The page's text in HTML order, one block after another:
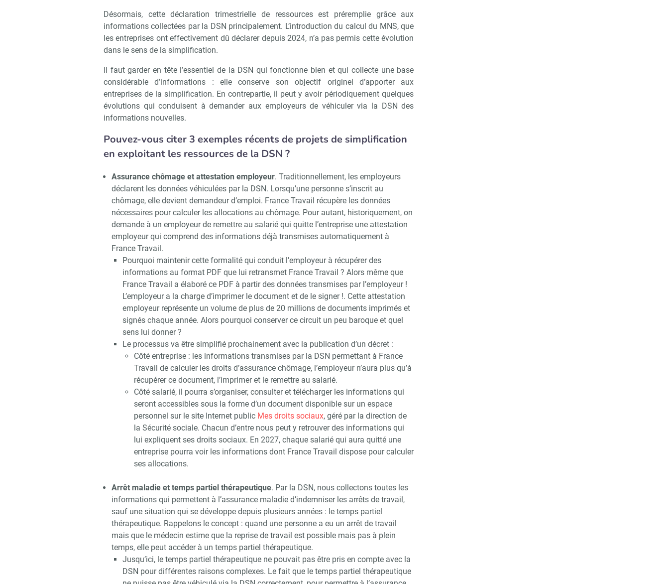
Désormais, cette déclaration trimestrielle de ressources est préremplie grâce aux
informations collectées par la DSN principalement. L’introduction du calcul du MNS, que
les entreprises ont effectivement dû déclarer depuis 2024, n’a pas permis cette évolution
dans le sens de la simplification.
Il faut garder en tête l’essentiel de la DSN qui fonctionne bien et qui collecte une base
considérable d’informations : elle conserve son objectif originel d’apporter aux
entreprises de la simplification. En contrepartie, il peut y avoir périodiquement quelques
évolutions qui conduisent à demander aux employeurs de véhiculer via la DSN des
informations nouvelles.
Pouvez-vous citer 3 exemples récents de projets de simplification
en exploitant les ressources de la DSN ?
Assurance chômage et attestation employeur. Traditionnellement, les employeurs
déclarent les données véhiculées par la DSN. Lorsqu’une personne s’inscrit au
chômage, elle devient demandeur d’emploi. France Travail récupère les données
nécessaires pour calculer les allocations au chômage. Pour autant, historiquement, on
demande à un employeur de remettre au salarié qui quitte l’entreprise une attestation
employeur qui comprend des informations déjà transmises automatiquement à
France Travail.
Pourquoi maintenir cette formalité qui conduit l’employeur à récupérer des
informations au format PDF que lui retransmet France Travail ? Alors même que
France Travail a élaboré ce PDF à partir des données transmises par l’employeur !
L’employeur a la charge d’imprimer le document et de le signer !. Cette attestation
employeur représente un volume de plus de 20 millions de documents imprimés et
signés chaque année. Alors pourquoi conserver ce circuit un peu baroque et quel
sens lui donner ?
Le processus va être simplifié prochainement avec la publication d’un décret :
Côté entreprise : les informations transmises par la DSN permettant à France
Travail de calculer les droits d’assurance chômage, l’employeur n’aura plus qu’à
récupérer ce document, l’imprimer et le remettre au salarié.
Côté salarié, il pourra s’organiser, consulter et télécharger les informations qui
seront accessibles sous la forme d’un document disponible sur un espace
personnel sur le site Internet public Mes droits sociaux, géré par la direction de
la Sécurité sociale. Chacun d’entre nous peut y retrouver des informations qui
lui expliquent ses droits sociaux. En 2027, chaque salarié qui aura quitté une
entreprise pourra voir les informations dont France Travail dispose pour calculer
ses allocations.
Arrêt maladie et temps partiel thérapeutique. Par la DSN, nous collectons toutes les
informations qui permettent à l’assurance maladie d’indemniser les arrêts de travail,
sauf une situation qui se développe depuis plusieurs années : le temps partiel
thérapeutique. Rappelons le concept : quand une personne a eu un arrêt de travail
mais que le médecin estime que la reprise de travail est possible mais pas à plein
temps, elle peut accéder à un temps partiel thérapeutique.
Jusqu’ici, le temps partiel thérapeutique ne pouvait pas être pris en compte avec la
DSN pour différentes raisons complexes. Le fait que le temps partiel thérapeutique